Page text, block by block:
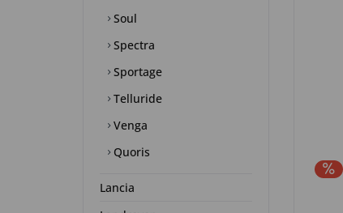
Soul
Spectra
Sportage
Telluride
Venga
Quoris
Lancia